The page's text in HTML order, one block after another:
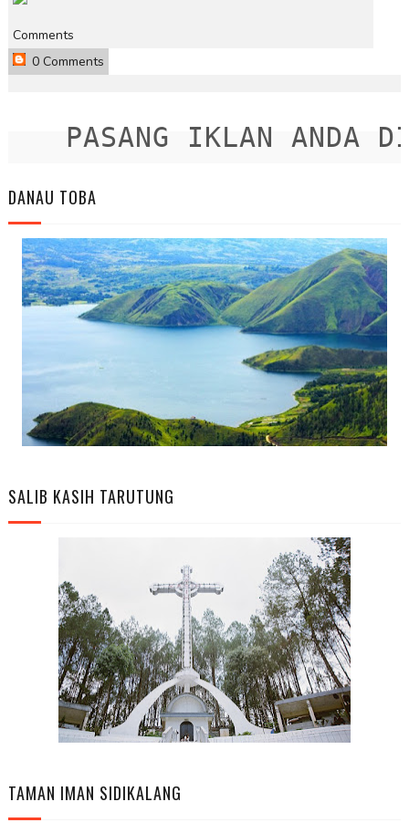
Comments
0 Comments
PASANG IKLAN ANDA
DANAU TOBA
SALIB KASIH TARUTUNG
TAMAN IMAN SIDIKALANG